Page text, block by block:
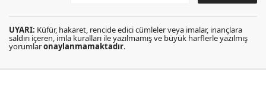
UYARI: Küfür, hakaret, rencide edici cümleler veya imalar, inançlara
saldırı içeren, imla kuralları ile yazılmamış ve büyük harflerle yazılmış
yorumlaronaylanmamaktadır.